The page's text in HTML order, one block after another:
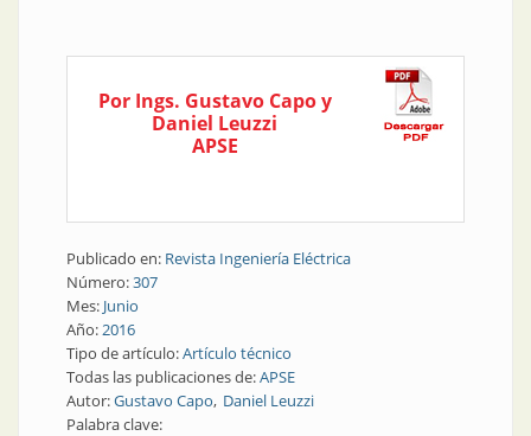
Por Ings. Gustavo Capo y
Daniel Leuzzi
APSE
Publicado en: Revista Ingeniería Eléctrica
Número:307
Mes: Junio
Año:2016
Tipo de artículo:Artículo técnico
Todas las publicaciones de:APSE
Autor:Gustavo Capo Daniel Leuzzi
Palabra clave: